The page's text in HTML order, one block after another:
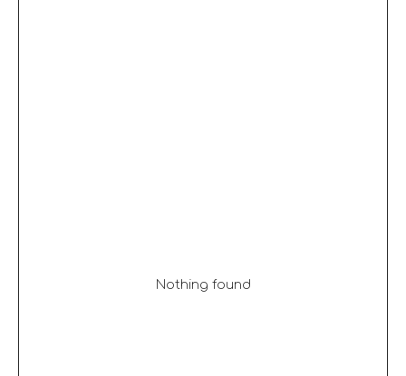
Nothing found